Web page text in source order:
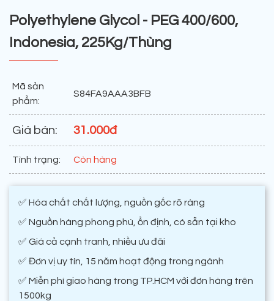
Polyethylene Glycol - PEG 400/600,
Indonesia, 225Kg/Thùng
Mã sản
phẩm:
S84FA9AAA3BFB
Giá bán: 31.000đ
Tình trạng: Còn hàng
✅ Hóa chất chất lượng, nguồn gốc rõ ràng
✅ Nguồn hàng phong phú, ổn định, có sẵn tại kho
✅ Giá cả cạnh tranh, nhiều ưu đãi
✅ Đơn vị uy tín, 15 năm hoạt động trong ngành
✅ Miễn phí giao hàng trong TP.HCM với đơn hàng trên
1500kg